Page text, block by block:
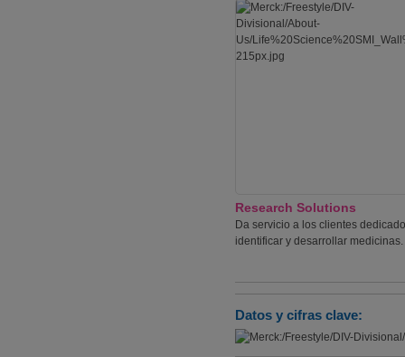
Research Solutions
Da servicio a los clientes
identificar y desarrollar medicinas.
Datos y cifras clave: